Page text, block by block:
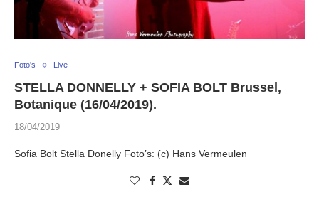
Foto's Live
STELLA DONNELLY + SOFIA BOLT Brussel,
Botanique (16/04/2019).
18/04/2019
Sofia Bolt Stella Donelly Foto’s: (c) Hans Vermeulen